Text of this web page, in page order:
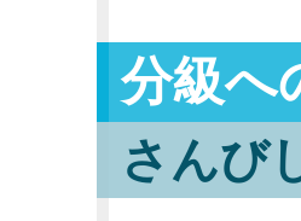
分級へ
さんび